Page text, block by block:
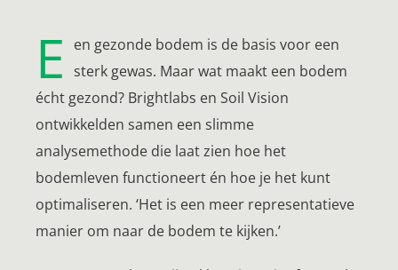
E
en gezonde bodem is de basis voor een
sterk gewas. Maar wat maakt een bodem
écht gezond? Brightlabs en Soil Vision
ontwikkelden samen een slimme
analysemethode die laat zien hoe het
bodemleven functioneert én hoe je het kunt
optimaliseren. ‘Het is een meer representatieve
manier om naar de bodem te kijken.’